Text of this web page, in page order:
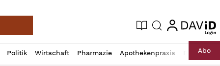
Deutsche Apotheker Zeitung
Aktuelle Ausgabe
Suche login
login
Politik Wirtschaft Pharmazie Apothekenpraxis RechtAbo
Profil
öffnen
Daz
Pur